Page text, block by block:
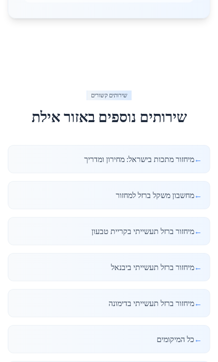
שירותים קשורים
שירותים נוספים באזוראילת
←מיחזור מתכות בישראל: מחירון ומדריך
←מחשבון משקל ברזל למחזור
←מיחזור ברזל תעשייתי בקריית טבעון
←מיחזור ברזל תעשייתי ביבנאל
←מיחזור ברזל תעשייתי בדימונה
← כל המיקומים